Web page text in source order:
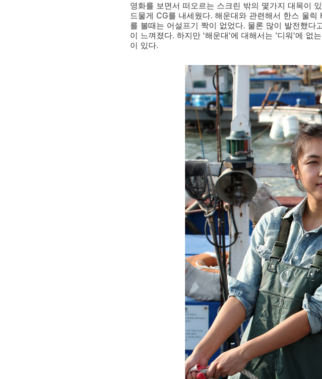
영화를 보면서 떠오르는 스크린 밖의 몇가지 대목이
드물게 CG를 내세웠다. 해운대와 관련해서 한스 울
를 볼때는 어설프기 짝이 없었다. 물론 많이 발전했
이 느껴졌다. 하지만 '해운대'에 대해서는 '디워'에 없
이 있다.